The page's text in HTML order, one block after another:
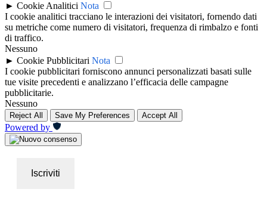
► Cookie Analitici Nota
I cookie analitici tracciano le interazioni dei visitatori, fornendo dati
su metriche come numero di visitatori, frequenza di rimbalzo e fonti
di traffico.
Nessuno
► Cookie Pubblicitari Nota
I cookie pubblicitari forniscono annunci personalizzati basati sulle
tue visite precedenti e analizzano l’efficacia delle campagne
pubblicitarie.
Nessuno
Reject All Save My Preferences Accept All
Powered by
Iscriviti